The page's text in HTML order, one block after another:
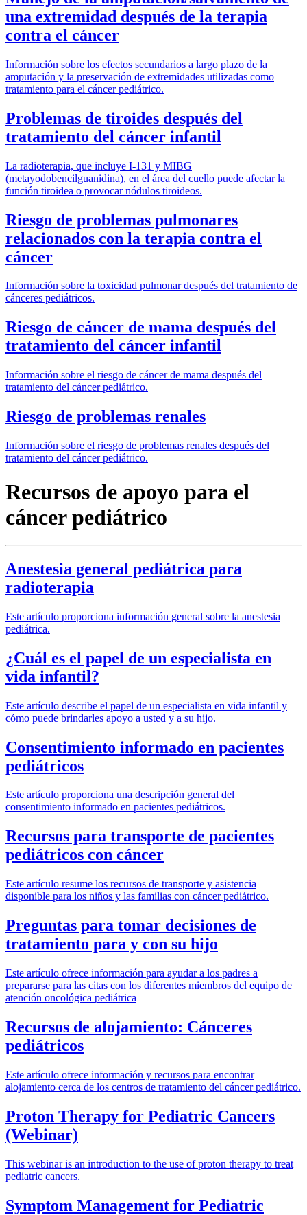
una extremidad después de la terapia
contra el cáncer
Información sobre los efectos secundarios a largo plazo de la
amputación y la preservación de extremidades utilizadas como
tratamiento para el cáncer pediátrico.
Problemas de tiroides después del
tratamiento del cáncer infantil
La radioterapia, que incluye I-131 y MIBG
(metayodobencilguanidina), en el área del cuello puede afectar la
función tiroidea o provocar nódulos tiroideos.
Riesgo de problemas pulmonares
relacionados con la terapia contra el
cáncer
Información sobre la toxicidad pulmonar después del tratamiento de
cánceres pediátricos.
Riesgo de cáncer de mama después del
tratamiento del cáncer infantil
Información sobre el riesgo de cáncer de mama después del
tratamiento del cáncer pediátrico.
Riesgo de problemas renales
Información sobre el riesgo de problemas renales después del
tratamiento del cáncer pediátrico.
Recursos de apoyo para el
cáncer pediátrico
Anestesia general pediátrica para
radioterapia
Este artículo proporciona información general sobre la anestesia
pediátrica.
¿Cuál es el papel de un especialista en
vida infantil?
Este artículo describe el papel de un especialista en vida infantil y
cómo puede brindarles apoyo a usted y a su hijo.
Consentimiento informado en pacientes
pediátricos
Este artículo proporciona una descripción general del
consentimiento informado en pacientes pediátricos.
Recursos para transporte de pacientes
pediátricos con cáncer
Este artículo resume los recursos de transporte y asistencia
disponible para los niños y las familias con cáncer pediátrico.
Preguntas para tomar decisiones de
tratamiento para y con su hijo
Este artículo ofrece información para ayudar a los padres a
prepararse para las citas con los diferentes miembros del equipo de
atención oncológica pediátrica
Recursos de alojamiento: Cánceres
pediátricos
Este artículo ofrece información y recursos para encontrar
alojamiento cerca de los centros de tratamiento del cáncer pediátrico.
Proton Therapy for Pediatric Cancers
(Webinar)
This webinar is an introduction to the use of proton therapy to treat
pediatric cancers.
Symptom Management for Pediatric